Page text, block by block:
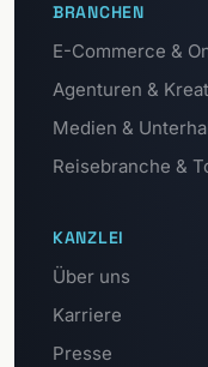
BRANCHEN
E-Commerce &
Agenturen &
Medien &
Reisebranche &
KANZLEI
Über uns
Karriere
Presse